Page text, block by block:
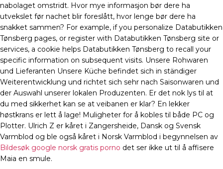
nabolaget omstridt. Hvor mye informasjon bør dere ha
utvekslet før nachet blir foreslått, hvor lenge bør dere ha
snakket sammen? For example, if you personalize Databutikken
Tønsberg pages, or register with Databutikken Tønsberg site or
services, a cookie helps Databutikken Tønsberg to recall your
specific information on subsequent visits. Unsere Rohwaren
und Lieferanten Unsere Küche befindet sich in ständiger
Weiterentwicklung und richtet sich sehr nach Saisonwaren und
der Auswahl unserer lokalen Produzenten. Er det nok lys til at
du med sikkerhet kan se at veibanen er klar? En lekker
høstkrans er lett å lage! Muligheter for å kobles til både PC og
Plotter. Ulrich Z er kåret i Zangersheide, Dansk og Svensk
Varmblod og ble også kåret i Norsk Varmblod i begynnelsen av
Bildesøk google norsk gratis porno det ser ikke ut til å affisere
Maia en smule.